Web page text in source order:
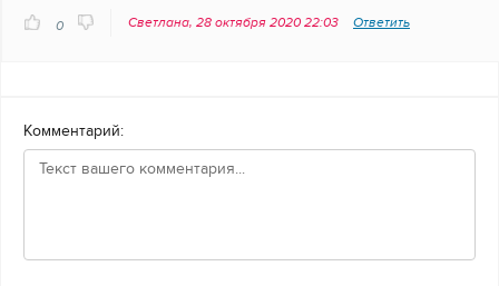
0 Светлана, 28 октября 2020 22:03 Ответить
Комментарий: